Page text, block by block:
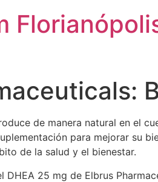
de manera natural en el
para mejorar su
de la salud y el bienestar.
25 mg de Elbrus